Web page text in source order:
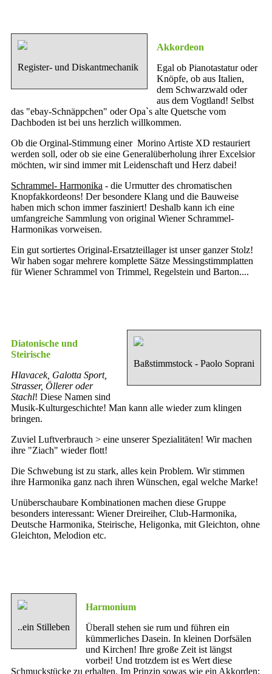
Register- und Diskantmechanik
Akkordeon
Egal ob Pianotastatur oder
Knöpfe, ob aus Italien,
dem Schwarzwald oder
aus dem Vogtland! Selbst
das "ebay-Schnäppchen" oder Opa`s alte Quetsche vom
Dachboden ist bei uns herzlich willkommen.
Ob die Orginal-Stimmung einer Morino Artiste XD restauriert
werden soll, oder ob sie eine Generalüberholung ihrer Excelsior
möchten, wir sind immer mit Leidenschaft und Herz dabei!
Schrammel- Harmonika - die Urmutter des chromatischen
Knopfakkordeons! Der besondere Klang und die Bauweise
haben mich schon immer fasziniert! Deshalb kann ich eine
umfangreiche Sammlung von original Wiener Schrammel-
Harmonikas vorweisen.
Ein gut sortiertes Original-Ersatzteillager ist unser ganzer Stolz!
Wir haben sogar mehrere komplette Sätze Messingstimmplatten
für Wiener Schrammel von Trimmel, Regelstein und Barton....
Baßstimmstock - Paolo Soprani
Diatonische und
Steirische
Hlavacek, Galotta Sport,
Strasser, Öllerer oder
Stachl! Diese Namen sind
Musik-Kulturgeschichte! Man kann alle wieder zum klingen
bringen.
Zuviel Luftverbrauch > eine unserer Spezialitäten! Wir machen
ihre "Ziach" wieder flott!
Die Schwebung ist zu stark, alles kein Problem. Wir stimmen
ihre Harmonika ganz nach ihren Wünschen, egal welche Marke!
Unüberschaubare Kombinationen machen diese Gruppe
besonders interessant: Wiener Dreireiher, Club-Harmonika,
Deutsche Harmonika, Steirische, Heligonka, mit Gleichton, ohne
Gleichton, Melodion etc.
..ein Stilleben
Harmonium
Überall stehen sie rum und führen ein
kümmerliches Dasein. In kleinen Dorfsälen
und Kirchen! Ihre große Zeit ist längst
vorbei! Und trotzdem ist es Wert diese
Schmuckstücke zu erhalten. Im Prinzip sowas wie ein Akkorden;